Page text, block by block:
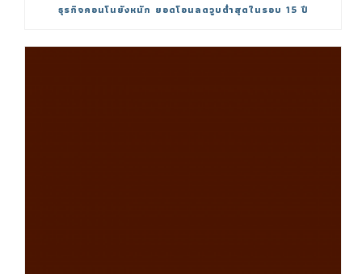
ธุรกิจคอนโนยังหนัก ยอดโอนลดวูบต่ำสุดในรอบ 15 ปี